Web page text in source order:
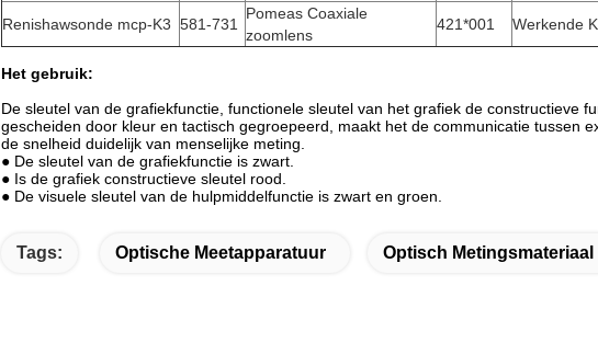
Renishawsonde mcp-K3 581-731
Pomeas Coaxiale
zoomlens
421*001 Werkende
Het gebruik:
De sleutel van de grafiekfunctie, functionele sleutel van het grafiek de constructieve
gescheiden door kleur en tactisch gegroepeerd, maakt het de communicatie tussen
de snelheid duidelijk van menselijke meting.
● De sleutel van de grafiekfunctie is zwart.
● Is de grafiek constructieve sleutel rood.
● De visuele sleutel van de hulpmiddelfunctie is zwart en groen.
Tags: Optische Meetapparatuur Optisch Metingsmateriaal